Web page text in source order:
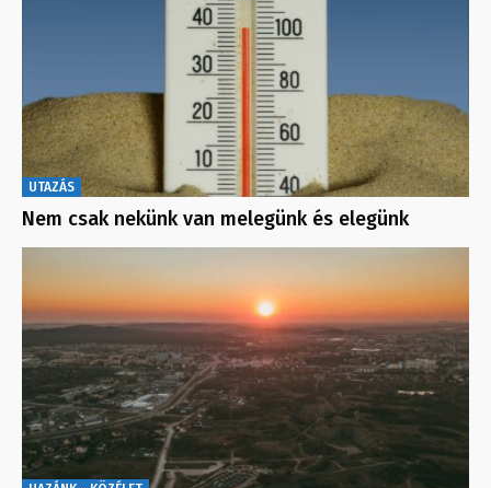
UTAZÁS
Nem csak nekünk van melegünk és elegünk